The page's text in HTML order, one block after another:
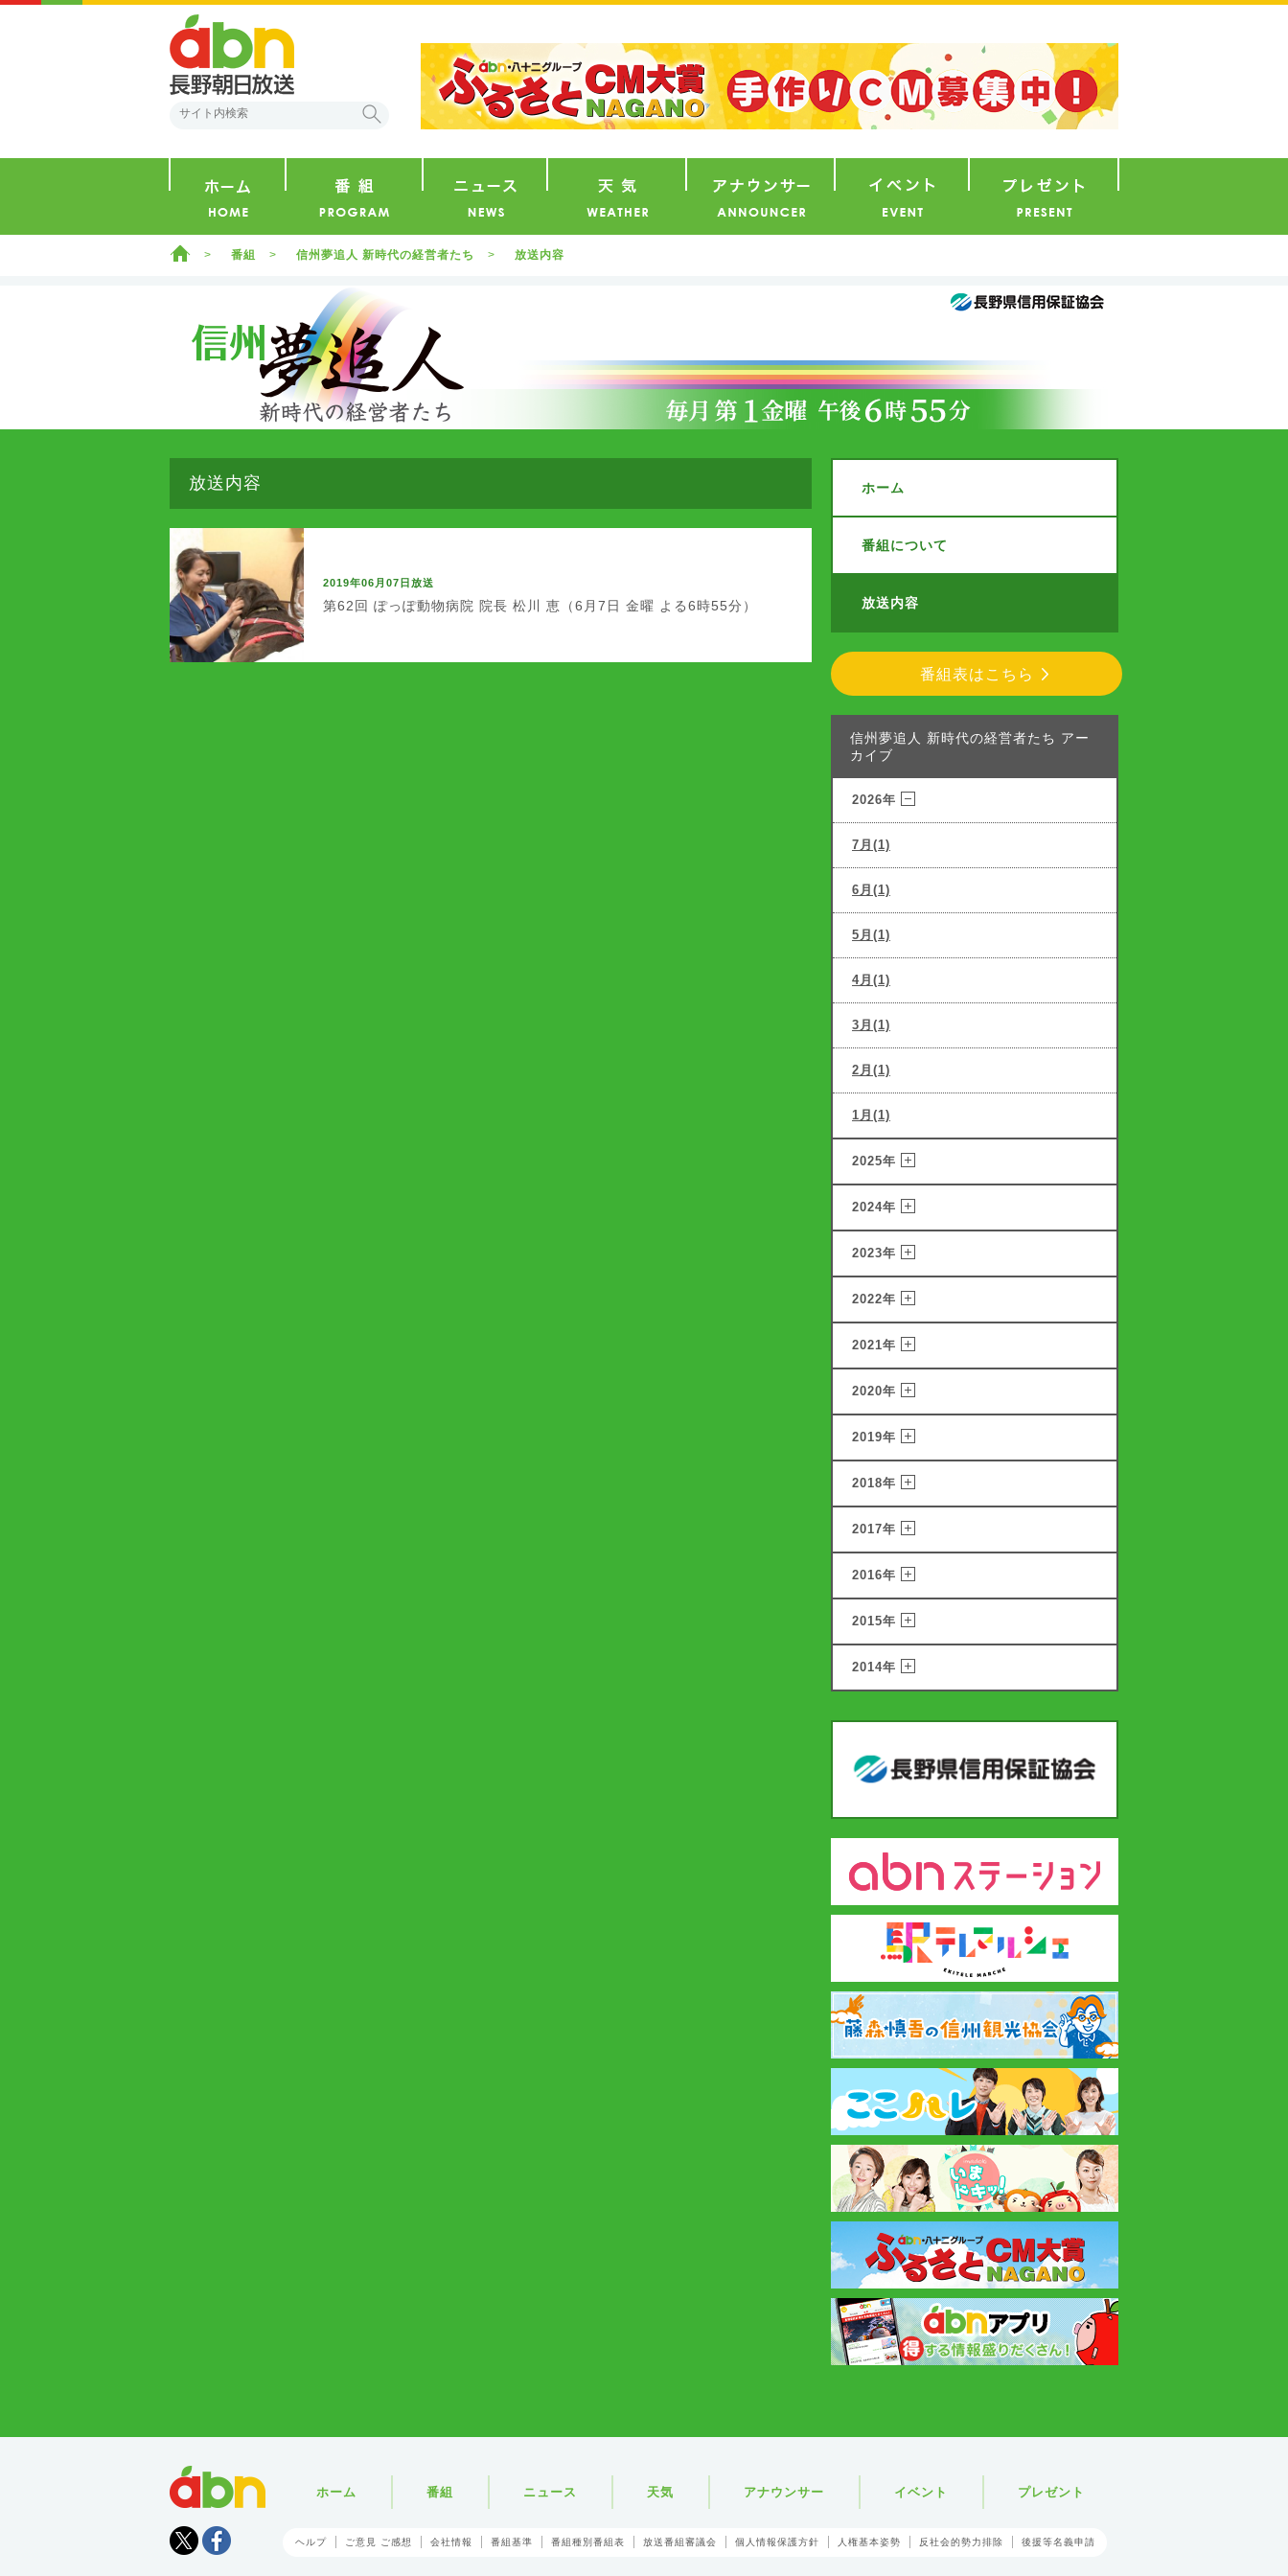
ホーム 番組 信州夢追人 新時代の経営者たち 放送内容
放送内容
2019年06月07日放送
第62回 ぽっぽ動物病院 院長 松川 恵（6月7日 金曜 よる6時55分）
ホーム
番組について
放送内容
番組表はこちら
信州夢追人 新時代の経営者たち アー
カイブ
2026年
7月(1)
6月(1)
5月(1)
4月(1)
3月(1)
2月(1)
1月(1)
2025年
2024年
2023年
2022年
2021年
2020年
2019年
2018年
2017年
2016年
2015年
2014年
Tweet
ホーム 番組 ニュース 天気 アナウンサー イベント プレゼント
ヘルプ ご意見 ご感想 会社情報 番組基準 番組種別番組表 放送番組審議会 個人情報保護方針 人権基本姿勢 反社会的勢力排除 後援等名義申請